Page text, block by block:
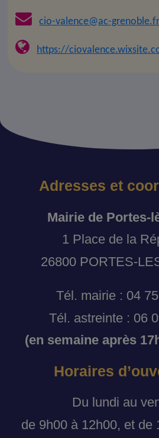
cio-valence@ac-grenoble.fr
https://
Adresses et
Mairie de Portes-
1 Place de la
26800 PORTES-
Tél. mairie : 04
Tél. astreinte : 06
(en semaine après
Horaires
Du lundi au
de 9h00 à 12h00, et de